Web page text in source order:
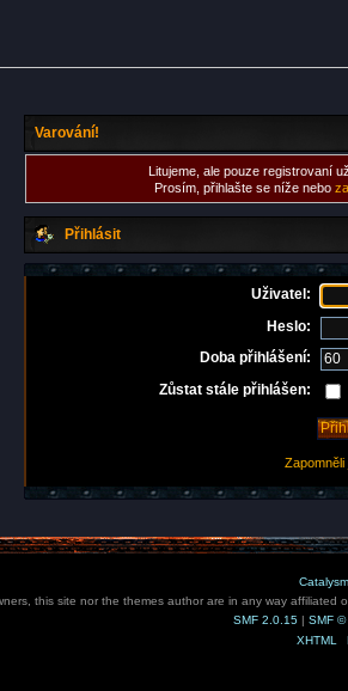
Varování!
Litujeme, ale pouze registrovaní
Prosím, přihlašte se níže nebo
Přihlásit
Uživatel:
Heslo:
Doba přihlášení:
Zůstat stále přihlášen:
Zapomněli
this site nor the themes author are in any way
SMF 2.0.15 | SMF
XHTML